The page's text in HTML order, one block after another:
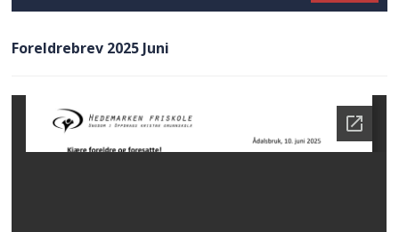
Foreldrebrev 2025 Juni